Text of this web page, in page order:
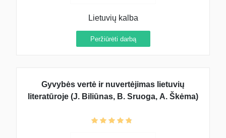
Lietuvių kalba
Peržiūrėti darbą
Gyvybės vertė ir nuvertėjimas lietuvių
literatūroje (J. Biliūnas, B. Sruoga, A. Škėma)